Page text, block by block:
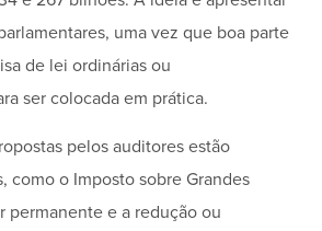
uma vez que boa parte
de lei ordinárias ou
ser colocada em prática.
pelos auditores estão
como o Imposto sobre Grandes
permanente e a redução ou